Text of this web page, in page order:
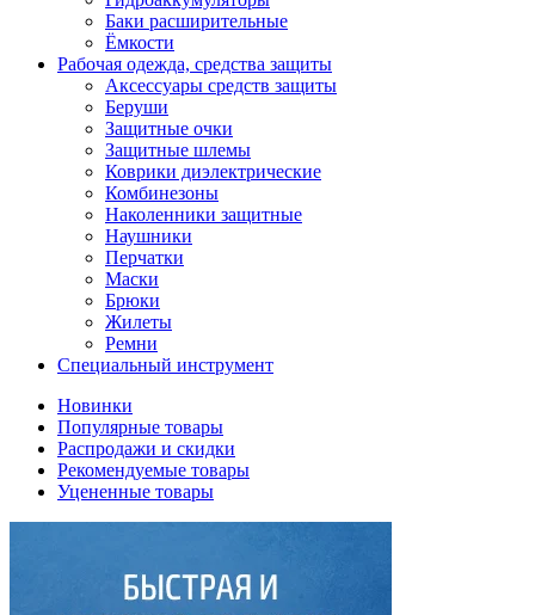
Баки расширительные
Ёмкости
Рабочая одежда, средства защиты
Аксессуары средств защиты
Беруши
Защитные очки
Защитные шлемы
Коврики диэлектрические
Комбинезоны
Наколенники защитные
Наушники
Перчатки
Маски
Брюки
Жилеты
Ремни
Специальный инструмент
Новинки
Популярные товары
Распродажи и скидки
Рекомендуемые товары
Уцененные товары